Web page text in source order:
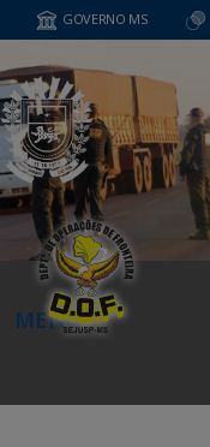
GOVERNO MS
MENU